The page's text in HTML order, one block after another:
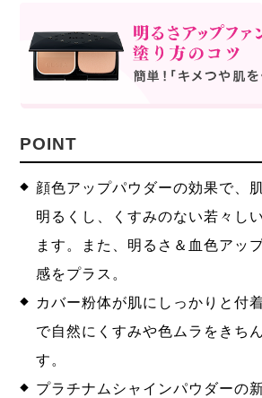
POINT
顔色アップパウダーの効果で、
明るくし、くすみのない若々し
ます。また、明るさ＆血色アッ
感をプラス。
カバー粉体が肌にしっかりと付
で自然にくすみや色ムラをきち
す。
プラチナムシャインパウダーの